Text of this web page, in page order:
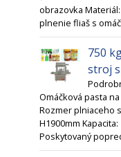
obrazovka
plnenie fliaš s
750
stroj
Omáčková pasta
Rozmer plniaceho
H1900mm
Poskytovaný